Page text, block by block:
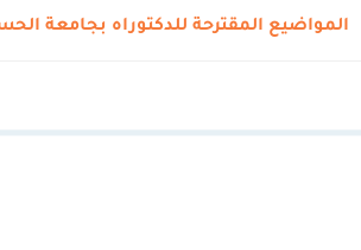
المواضيع المقترحة للدكتوراه بجامعة